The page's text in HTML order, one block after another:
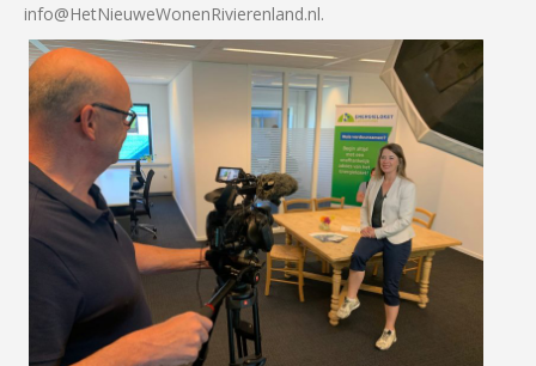
info@HetNieuweWonenRivierenland.nl.